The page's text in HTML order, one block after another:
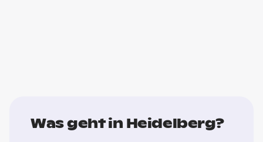
Was geht in Heidelberg?